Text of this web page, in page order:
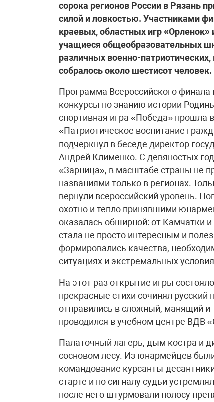
сорока регионов России в Рязань
силой и ловкостью. Участниками
краевых, областных игр
учащиеся общеобразовательных
различных военно-
собралось около шестисот человек.
Программа Всероссийского
конкурсы по знанию истории
спортивная игра «Победа» прошла
«Патриотическое воспитание
подчеркнул в беседе директор
Андрей Клименко. С девяностых
«Зарница», в масштабе страны не
названиями только в регионах.
вернули всероссийский уровень.
охотно и тепло принявшими
оказалась обширной: от Камчатки
стала не просто интересным и
формировались качества,
ситуациях и экстремальных
На этот раз открытие игры
прекрасные стихи сочинял
отправились в сложный, манящий и
проводился в учебном центре ВДВ
Палаточный лагерь, дым костра и
сосновом лесу. Из юнармейцев
командование курсанты-
старте и по сигналу судьи
после него штурмовали полосу